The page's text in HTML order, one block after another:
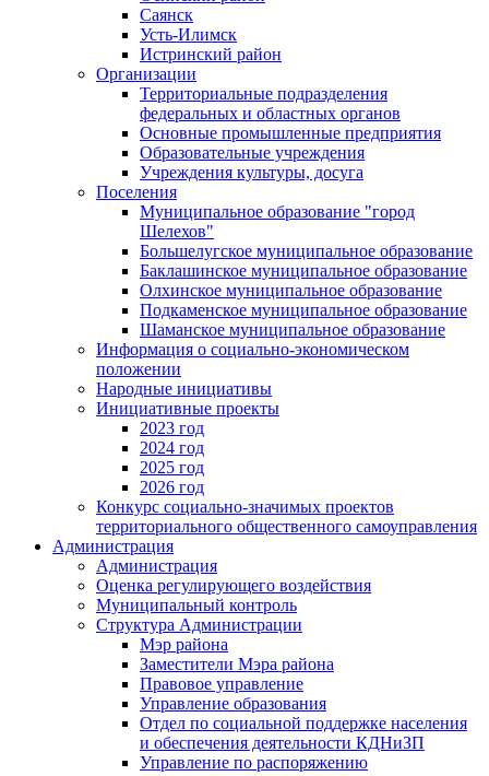
Саянск
Усть-Илимск
Истринский район
Организации
Территориальные подразделения
федеральных и областных органов
Основные промышленные предприятия
Образовательные учреждения
Учреждения культуры, досуга
Поселения
Муниципальное образование "город
Шелехов"
Большелугское муниципальное образование
Баклашинское муниципальное образование
Олхинское муниципальное образование
Подкаменское муниципальное образование
Шаманское муниципальное образование
Информация о социально-экономическом
положении
Народные инициативы
Инициативные проекты
2023 год
2024 год
2025 год
2026 год
Конкурс социально-значимых проектов
территориального общественного самоуправления
Администрация
Администрация
Оценка регулирующего воздействия
Муниципальный контроль
Структура Администрации
Мэр района
Заместители Мэра района
Правовое управление
Управление образования
Отдел по социальной поддержке населения
и обеспечения деятельности КДНиЗП
Управление по распоряжению